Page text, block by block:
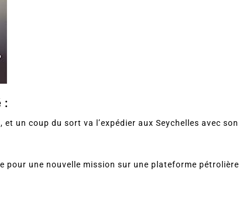
:
un coup du sort va l’expédier aux Seychelles avec son
pour une nouvelle mission sur une plateforme pétrolière